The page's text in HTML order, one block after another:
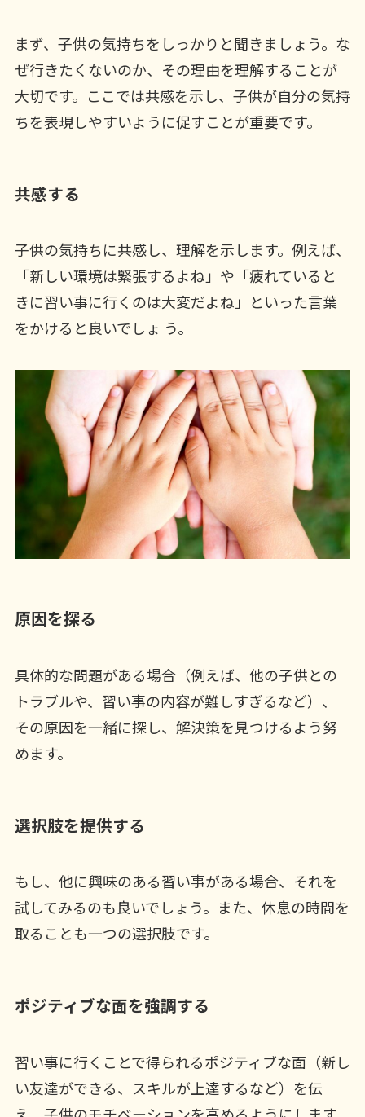
まず、子供の気持ちをしっかりと聞きましょう。な
ぜ行きたくないのか、その理由を理解することが
大切です。ここでは共感を示し、子供が自分の気持
ちを表現しやすいように促すことが重要です。
共感する
子供の気持ちに共感し、理解を示します。例えば、
「新しい環境は緊張するよね」や「疲れていると
きに習い事に行くのは大変だよね」といった言葉
をかけると良いでしょ う。
原因を探る
具体的な問題がある場合（例えば、他の子供との
トラブルや、習い事の内容が難しすぎるなど）、
その原因を一緒に探し、解決策を見つけるよう努
めます。
選択肢を提供する
もし、他に興味のある習い事がある場合、それを
試してみるのも良いでしょう。また、休息の時間を
取ることも一つの選択肢です。
ポジティブな面を強調する
習い事に行くことで得られるポジティブな面（新し
い友達ができる、スキルが上達するなど）を伝